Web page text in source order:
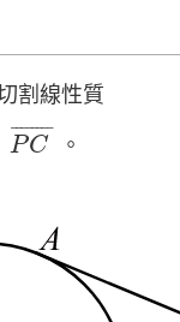
割線性質
¯¯¯¯¯¯¯¯
PC 。